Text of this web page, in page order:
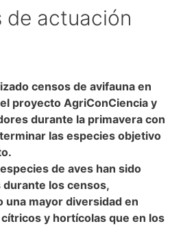
de actuación
censos de avifauna en
proyecto AgriConCiencia y
durante la primavera con
las especies objetivo
de aves han sido
los censos,
una mayor diversidad en
y hortícolas que en los